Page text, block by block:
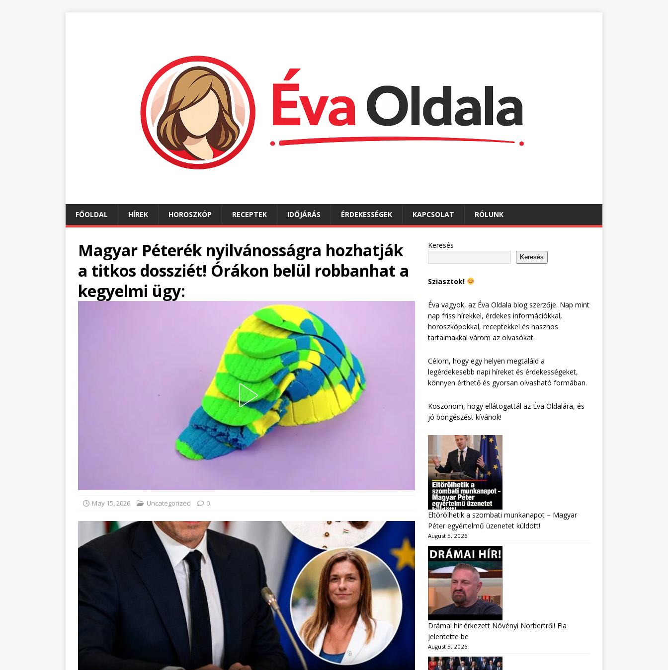
FŐOLDAL HÍREK HOROSZKÓP RECEPTEK IDŐJÁRÁS ÉRDEKESSÉGEK KAPCSOLAT RÓLUNK
Magyar Péterék nyilvánosságra hozhatják
a titkos dossziét! Órákon belül robbanhat a
kegyelmi ügy:
May 15, 2026 Uncategorized 0
Keresés
Keresés
Sziasztok!
Éva vagyok, az Éva Oldala blog szerzője. Nap mint
nap friss hírekkel, érdekes információkkal,
horoszkópokkal, receptekkel és hasznos
tartalmakkal várom az olvasókat.
Célom, hogy egy helyen megtaláld a
legérdekesebb napi híreket és érdekességeket,
könnyen érthető és gyorsan olvasható formában.
Köszönöm, hogy ellátogattál az Éva Oldalára, és
jó böngészést kívánok!
Eltörölhetik a szombati munkanapot – Magyar
Péter egyértelmű üzenetet küldött!
August 5, 2026
Drámai hír érkezett Növényi Norbertről! Fia
jelentette be
August 5, 2026